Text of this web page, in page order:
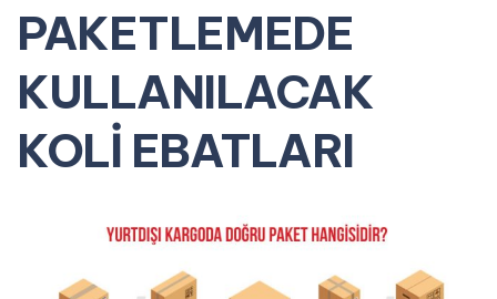
PAKETLEMEDE
KULLANILACAK
KOLİ EBATLARI